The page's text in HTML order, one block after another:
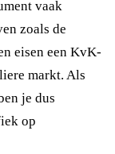
vaak
zoals de
eisen een KvK-
markt. Als
je dus
op